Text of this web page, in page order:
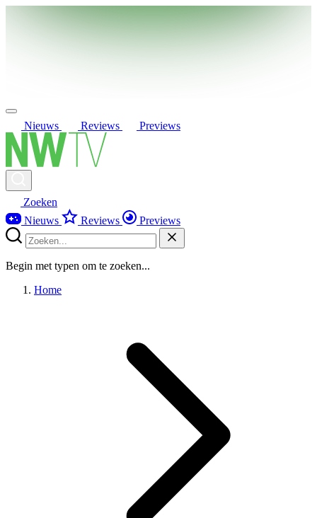
Nieuws Reviews Previews
Zoeken
Nieuws
Reviews Previews
Begin met typen om te zoeken...
Home